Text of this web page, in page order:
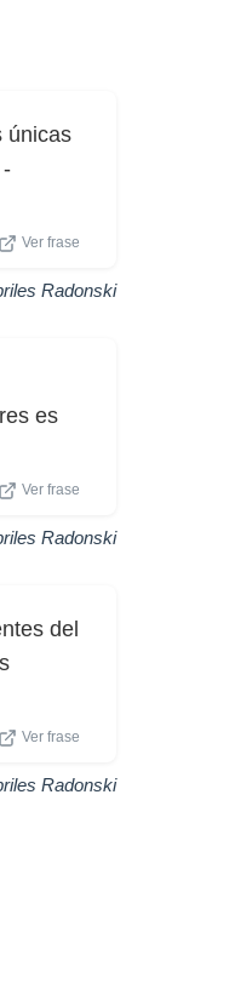
únicas
Ver frase
Radonski
es
Ver frase
Radonski
del
Ver frase
Radonski